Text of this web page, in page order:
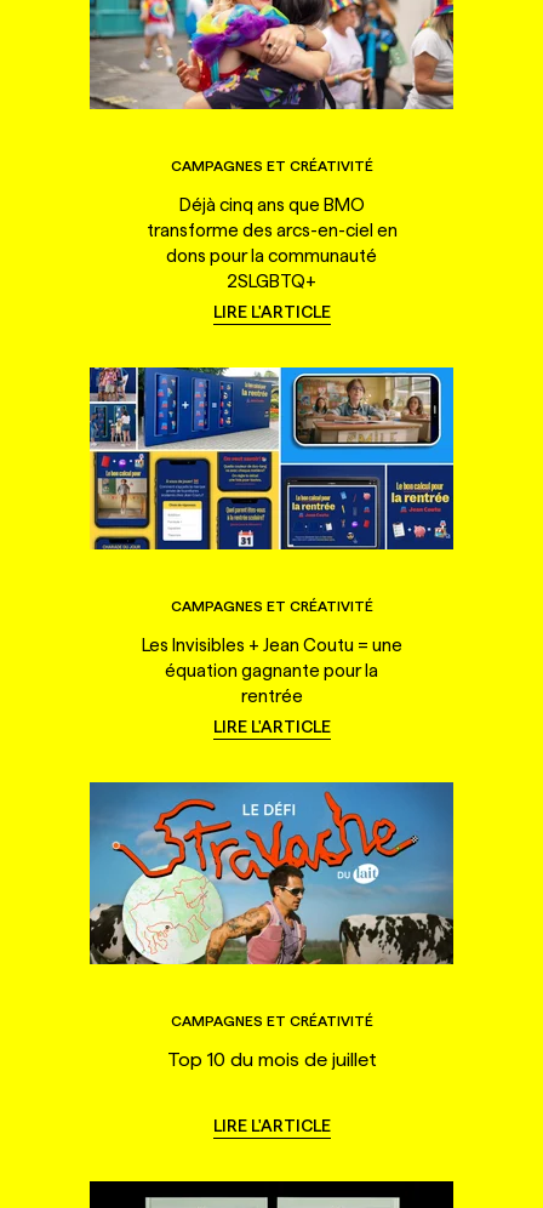
CAMPAGNES ET CRÉATIVITÉ
Déjà cinq ans que BMO
transforme des arcs-en-ciel en
dons pour la communauté
2SLGBTQ+
LIRE L'ARTICLE
CAMPAGNES ET CRÉATIVITÉ
Les Invisibles + Jean Coutu = une
équation gagnante pour la
rentrée
LIRE L'ARTICLE
CAMPAGNES ET CRÉATIVITÉ
Top 10 du mois de juillet
LIRE L'ARTICLE